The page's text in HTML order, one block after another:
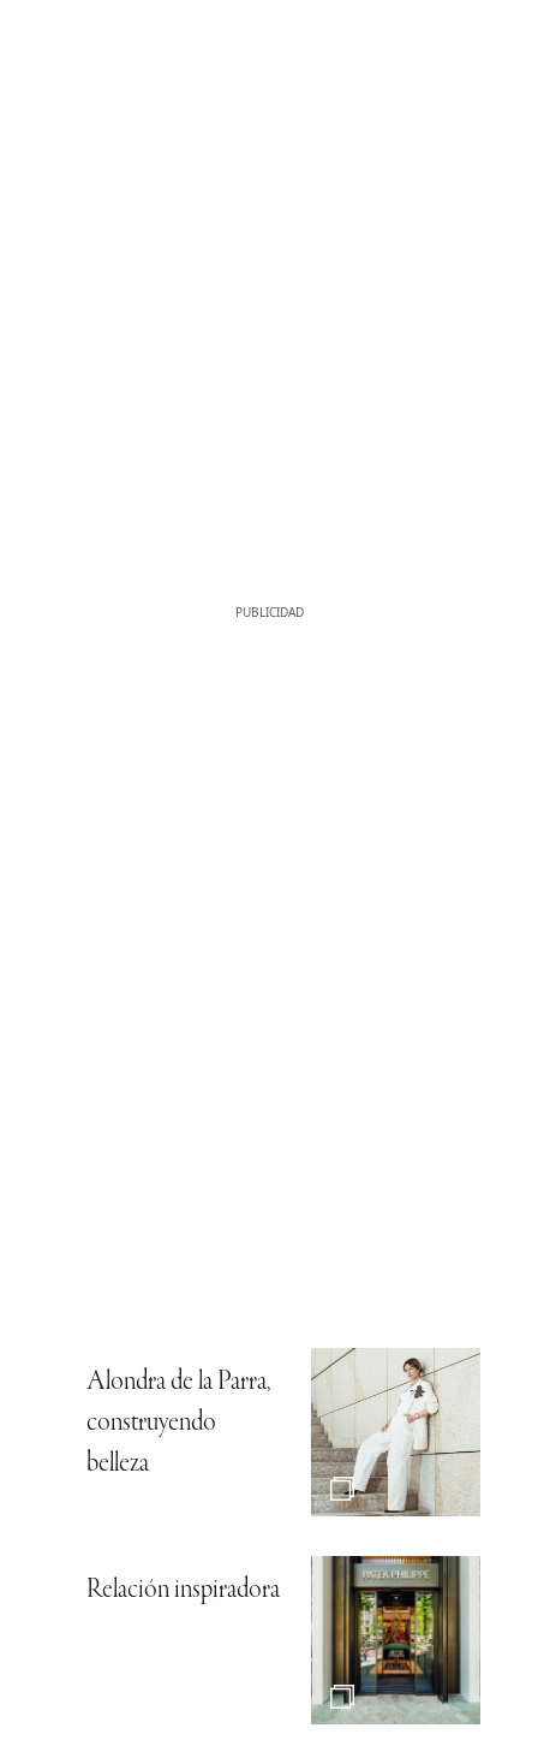
Alondra de la Parra,
construyendo
belleza
Relación inspiradora